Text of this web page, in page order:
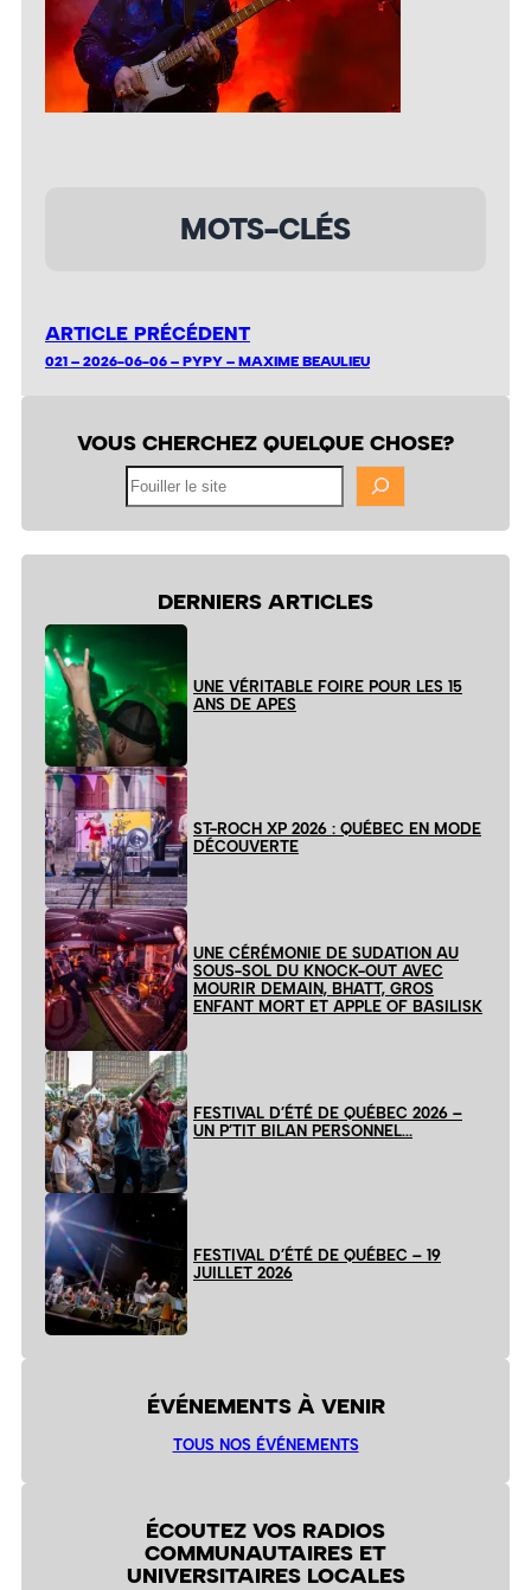
MOTS-CLÉS
ARTICLE PRÉCÉDENT
021 – 2026-06-06 – PYPY – MAXIME BEAULIEU
VOUS CHERCHEZ QUELQUE CHOSE?
DERNIERS ARTICLES
UNE VÉRITABLE FOIRE POUR LES 15
ANS DE APES
ST-ROCH XP 2026 : QUÉBEC EN MODE
DÉCOUVERTE
UNE CÉRÉMONIE DE SUDATION AU
SOUS-SOL DU KNOCK-OUT AVEC
MOURIR DEMAIN, BHATT, GROS
ENFANT MORT ET APPLE OF BASILISK
FESTIVAL D’ÉTÉ DE QUÉBEC 2026 –
UN P’TIT BILAN PERSONNEL…
FESTIVAL D’ÉTÉ DE QUÉBEC – 19
JUILLET 2026
ÉVÉNEMENTS À VENIR
TOUS NOS ÉVÉNEMENTS
ÉCOUTEZ VOS RADIOS
COMMUNAUTAIRES ET
UNIVERSITAIRES LOCALES